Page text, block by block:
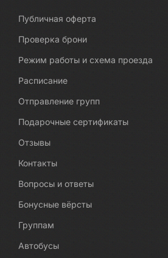
Публичная оферта
Проверка брони
Режим работы и схема проезда
Расписание
Отправление групп
Подарочные сертификаты
Отзывы
Контакты
Вопросы и ответы
Бонусные вёрсты
Группам
Автобусы